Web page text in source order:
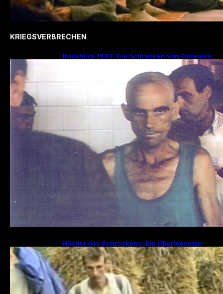
KRIEGSVERBRECHEN
Rückblick 1992: Die Schrecken von Omarska
– Ein düsteres Kapitel im Bosnienkrieg
Nächte des Schreckens: Ein Überlebender
erzählt von den Julitagen 1995 in Srebrenica